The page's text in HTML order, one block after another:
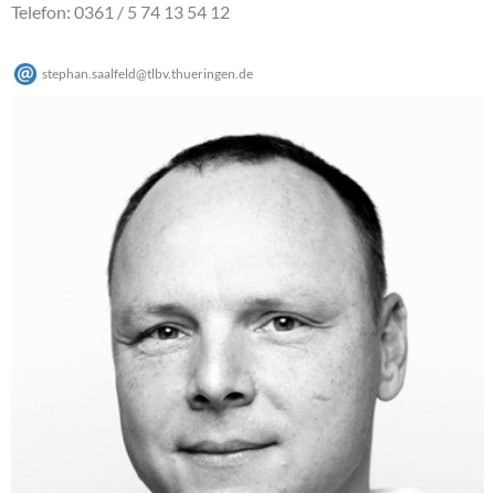
Telefon: 0361 / 5 74 13 54 12
stephan.saalfeld@tlbv.thueringen.de